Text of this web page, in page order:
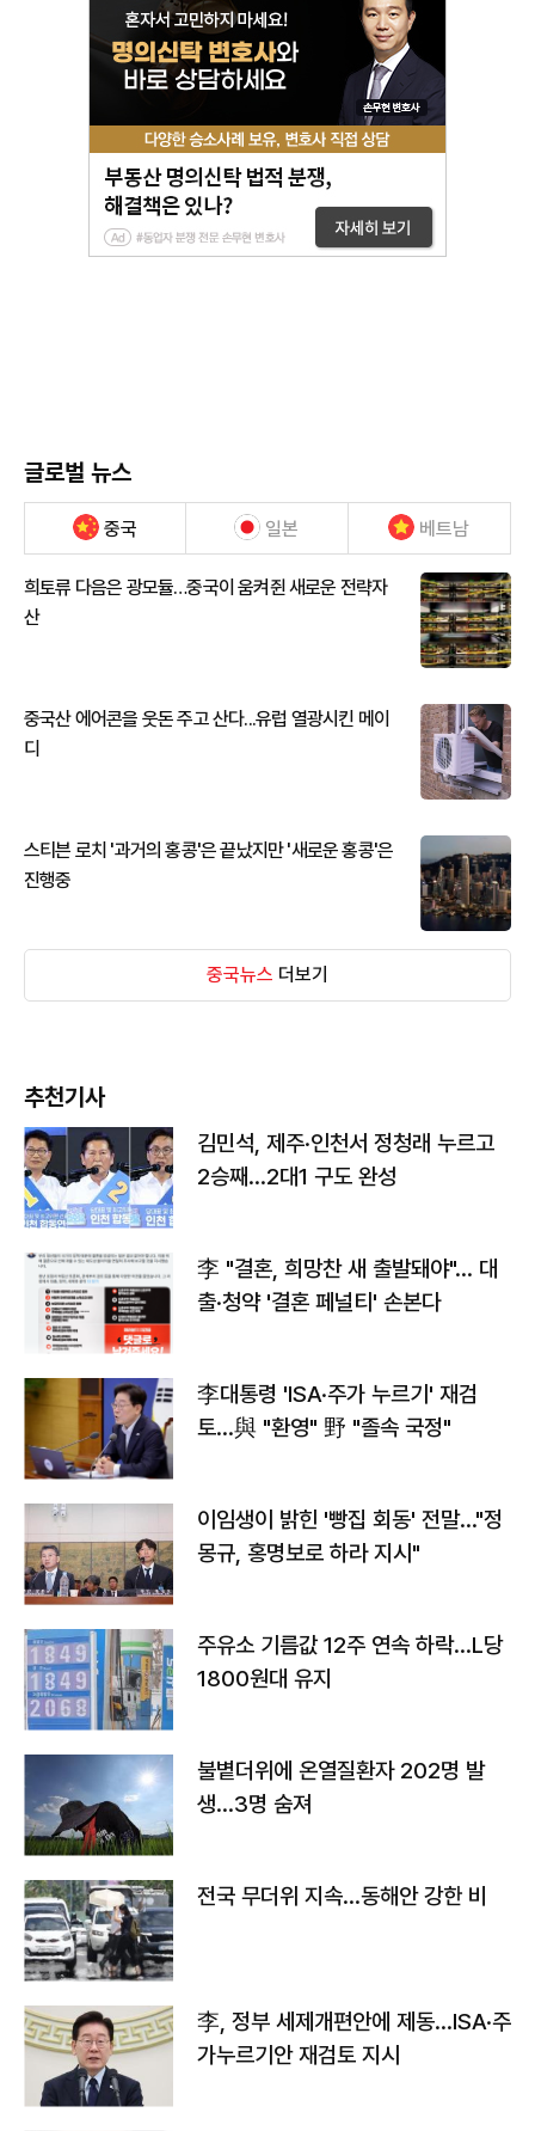
글로벌 뉴스
중국 일본 베트남
희토류 다음은 광모듈…중국이 움켜쥔 새로운 전략자
산
중국산 에어콘을 웃돈 주고 산다...유럽 열광시킨 메이
디
스티븐 로치 '과거의 홍콩'은 끝났지만 '새로운 홍콩'은
진행중
중국뉴스 더보기
추천기사
김민석, 제주·인천서 정청래 누르고
2승째…2대1 구도 완성
李 "결혼, 희망찬 새 출발돼야"… 대
출·청약 '결혼 페널티' 손본다
李대통령 'ISA·주가 누르기' 재검
토…與 "환영" 野 "졸속 국정"
이임생이 밝힌 '빵집 회동' 전말…"정
몽규, 홍명보로 하라 지시"
주유소 기름값 12주 연속 하락…L당
1800원대 유지
불볕더위에 온열질환자 202명 발
생…3명 숨져
전국 무더위 지속…동해안 강한 비
李, 정부 세제개편안에 제동…ISA·주
가누르기안 재검토 지시